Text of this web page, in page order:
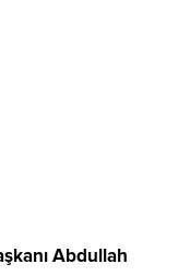
Abdullah